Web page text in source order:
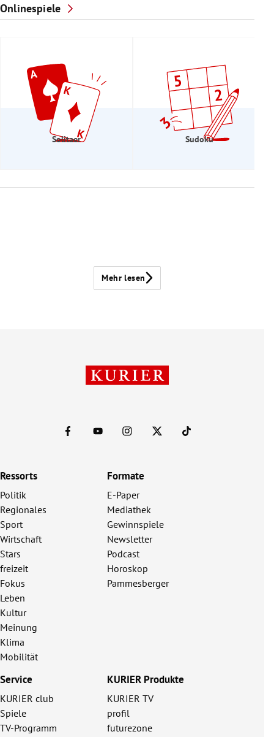
Onlinespiele
Solitaer Sudoku
Mehr lesen
Ressorts
Politik
Regionales
Sport
Wirtschaft
Stars
freizeit
Fokus
Leben
Kultur
Meinung
Klima
Mobilität
Formate
E-Paper
Mediathek
Gewinnspiele
Newsletter
Podcast
Horoskop
Pammesberger
Service
KURIER club
Spiele
TV-Programm
KURIER Produkte
KURIER TV
profil
futurezone